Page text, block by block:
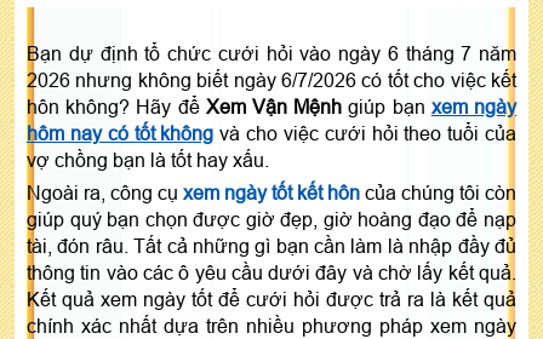
Bạn dự định tổ chức cưới hỏi vào ngày 6 tháng 7 năm
2026 nhưng không biết ngày 6/7/2026 có tốt cho việc kết
hôn không? Hãy để Xem Vận Mệnh giúp bạn xem ngày
hôm nay có tốt không và cho việc cưới hỏi theo tuổi của
vợ chồng bạn là tốt hay xấu.
Ngoài ra, công cụ xem ngày tốt kết hôn của chúng tôi còn
giúp quý bạn chọn được giờ đẹp, giờ hoàng đạo để nạp
tài, đón râu. Tất cả những gì bạn cần làm là nhập đầy đủ
thông tin vào các ô yêu cầu dưới đây và chờ lấy kết quả.
Kết quả xem ngày tốt để cưới hỏi được trả ra là kết quả
chính xác nhất dựa trên nhiều phương pháp xem ngày